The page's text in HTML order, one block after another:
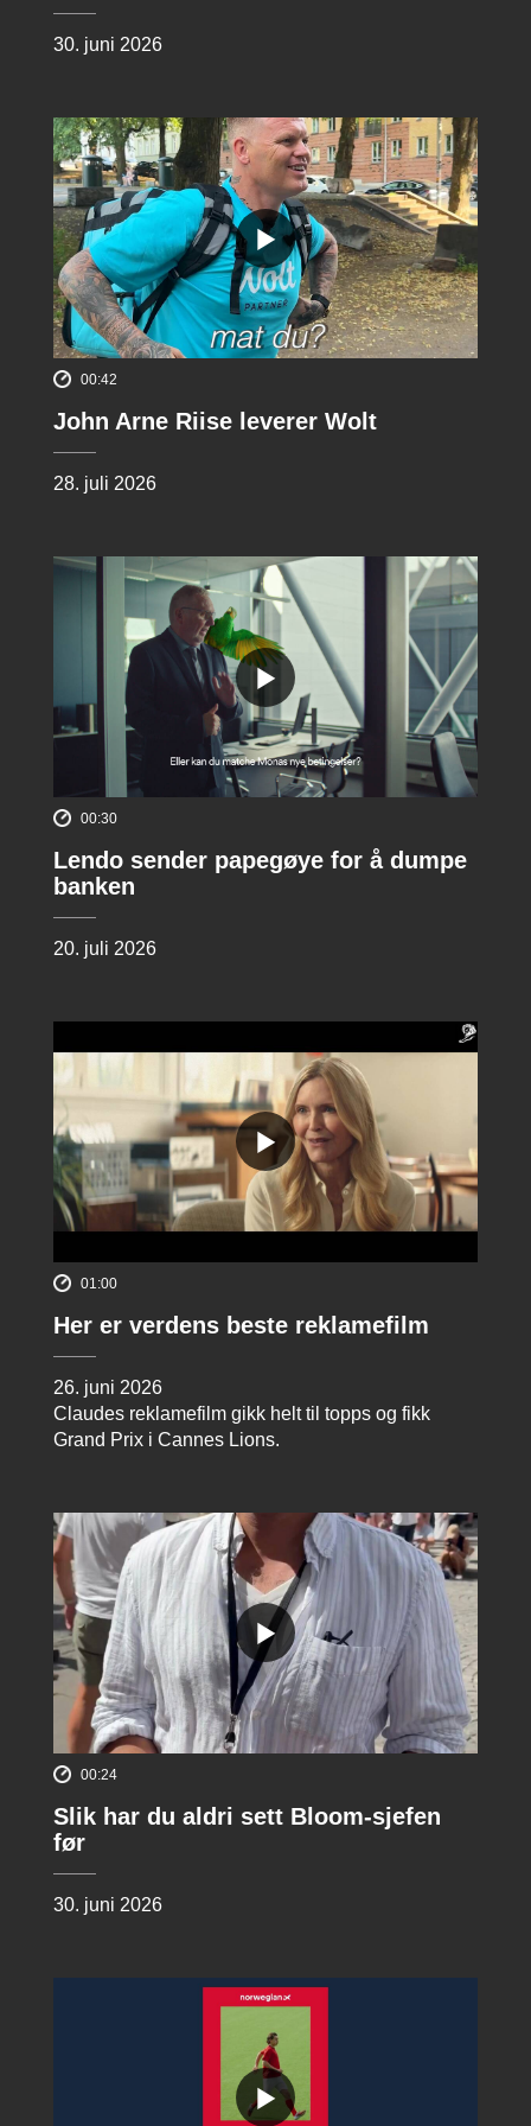
30. juni 2026
00:42
John Arne Riise leverer Wolt
28. juli 2026
00:30
Lendo sender papegøye for å dumpe
banken
20. juli 2026
01:00
Her er verdens beste reklamefilm
26. juni 2026
Claudes reklamefilm gikk helt til topps og fikk
Grand Prix i Cannes Lions.
00:24
Slik har du aldri sett Bloom-sjefen
før
30. juni 2026